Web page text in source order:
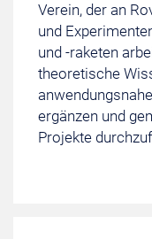
Verein, der an
und
und -raketen
theoretische
ergänzen und
Projekte